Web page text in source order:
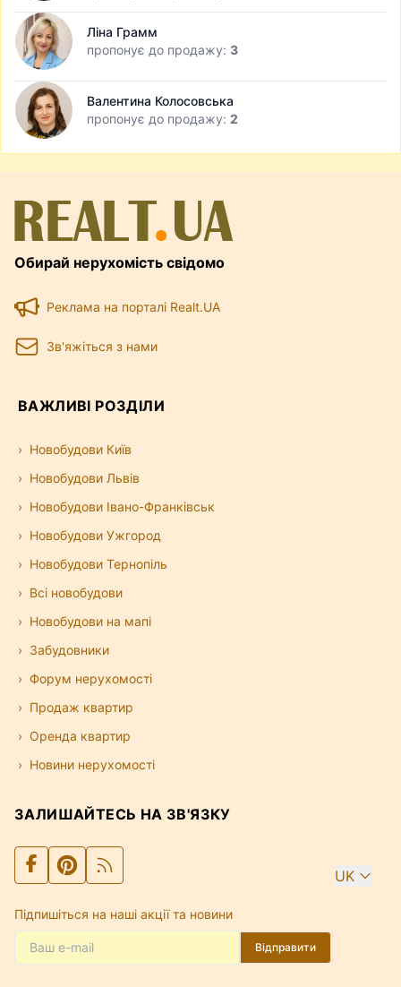
Ліна Грамм
пропонує до продажу: 3
Валентина Колосовська
пропонує до продажу: 2
Обирай нерухомість свідомо
Реклама на порталі Realt.UA
Зв'яжіться з нами
ВАЖЛИВІ РОЗДІЛИ
Новобудови Київ
Новобудови Львів
Новобудови Івано-Франківськ
Новобудови Ужгород
Новобудови Тернопіль
Всі новобудови
Новобудови на мапі
Забудовники
Форум нерухомості
Продаж квартир
Оренда квартир
Новини нерухомості
ЗАЛИШАЙТЕСЬ НА ЗВ'ЯЗКУ
UK
Підпишіться на наші акції та новини
Відправити